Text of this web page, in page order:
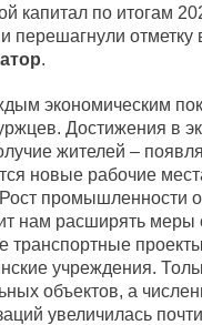
капитал по итогам
перешагнули отметку
.
экономическим
Достижения в
жителей –
новые рабочие
промышленности
нам расширять меры
транспортные
учреждения.
объектов, а
увеличилась